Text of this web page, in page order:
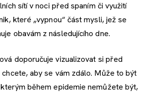
sítí v noci před spaním či využití
které „vypnou“ část mysli, jež se
obavám z následujícího dne.
doporučuje vizualizovat si před
aby se vám zdálo. Může to být
během epidemie nemůžete být,